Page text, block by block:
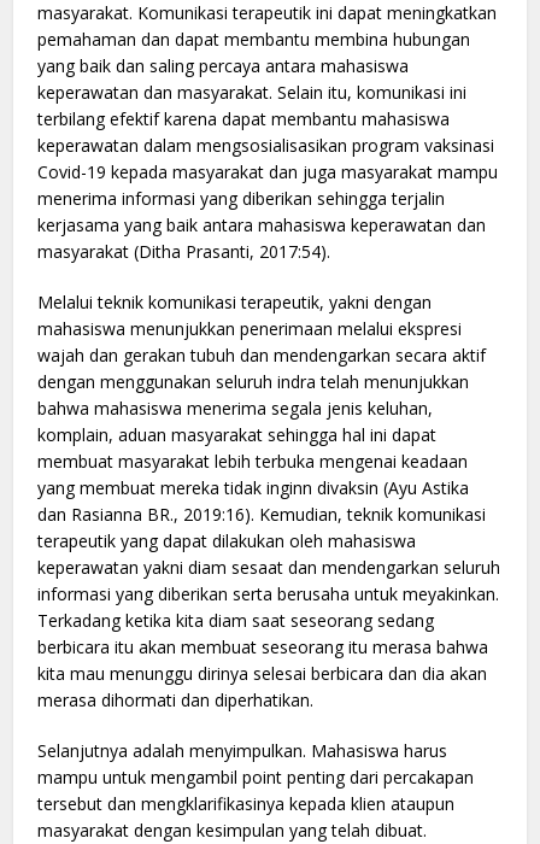
masyarakat. Komunikasi terapeutik ini dapat meningkatkan
pemahaman dan dapat membantu membina hubungan
yang baik dan saling percaya antara mahasiswa
keperawatan dan masyarakat. Selain itu, komunikasi ini
terbilang efektif karena dapat membantu mahasiswa
keperawatan dalam mengsosialisasikan program vaksinasi
Covid-19 kepada masyarakat dan juga masyarakat mampu
menerima informasi yang diberikan sehingga terjalin
kerjasama yang baik antara mahasiswa keperawatan dan
masyarakat (Ditha Prasanti, 2017:54).
Melalui teknik komunikasi terapeutik, yakni dengan
mahasiswa menunjukkan penerimaan melalui ekspresi
wajah dan gerakan tubuh dan mendengarkan secara aktif
dengan menggunakan seluruh indra telah menunjukkan
bahwa mahasiswa menerima segala jenis keluhan,
komplain, aduan masyarakat sehingga hal ini dapat
membuat masyarakat lebih terbuka mengenai keadaan
yang membuat mereka tidak inginn divaksin (Ayu Astika
dan Rasianna BR., 2019:16). Kemudian, teknik komunikasi
terapeutik yang dapat dilakukan oleh mahasiswa
keperawatan yakni diam sesaat dan mendengarkan seluruh
informasi yang diberikan serta berusaha untuk meyakinkan.
Terkadang ketika kita diam saat seseorang sedang
berbicara itu akan membuat seseorang itu merasa bahwa
kita mau menunggu dirinya selesai berbicara dan dia akan
merasa dihormati dan diperhatikan.
Selanjutnya adalah menyimpulkan. Mahasiswa harus
mampu untuk mengambil point penting dari percakapan
tersebut dan mengklarifikasinya kepada klien ataupun
masyarakat dengan kesimpulan yang telah dibuat.